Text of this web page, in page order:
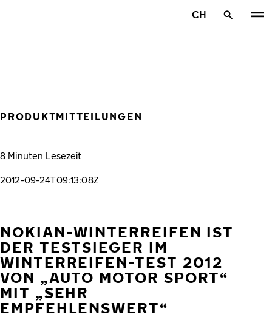
CH
PRODUKTMITTEILUNGEN
8 Minuten Lesezeit
2012-09-24T09:13:08Z
NOKIAN-WINTERREIFEN IST
DER TESTSIEGER IM
WINTERREIFEN-TEST 2012
VON „AUTO MOTOR SPORT“
MIT „SEHR
EMPFEHLENSWERT“